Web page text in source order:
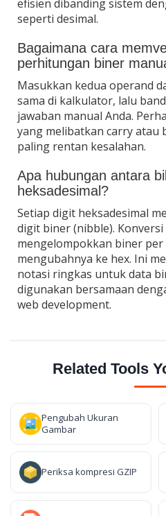
efisien dibanding sistem
seperti desimal.
Bagaimana cara
perhitungan biner
Masukkan kedua operand
sama di kalkulator, lalu
jawaban manual Anda.
yang melibatkan carry atau
paling rentan kesalahan.
Apa hubungan antara
heksadesimal?
Setiap digit heksadesimal
digit biner (nibble).
mengelompokkan biner
mengubahnya ke hex. Ini
notasi ringkas untuk data
digunakan bersamaan
web development.
Related Tools
Pengubah Ukuran
Gambar
Periksa kompresi GZIP